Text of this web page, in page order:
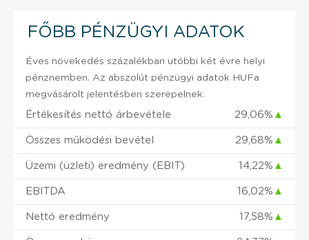
FŐBB PÉNZÜGYI ADATOK
Éves növekedés százalékban utóbbi két évre helyi
pénznemben. Az abszolút pénzügyi adatok HUFa
megvásárolt jelentésben szerepelnek.
Értékesítés nettó árbevétele 29,06% ▲
Összes működési bevétel 29,68% ▲
Üzemi (üzleti) eredmény (EBIT) 14,22% ▲
EBITDA 16,02% ▲
Nettó eredmény 17,58% ▲